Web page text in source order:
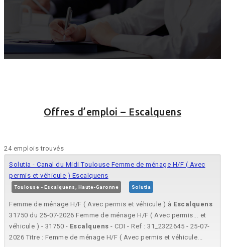
Offres d’emploi – Escalquens
24 emplois trouvés
Solutia - Canal du Midi Toulouse Femme de ménage H/F ( Avec
permis et véhicule ) Escalquens
Toulouse - Escalquens, Haute-Garonne Solutia
Femme de ménage H/F ( Avec permis et véhicule ) à Escalquens
31750 du 25-07-2026 Femme de ménage H/F ( Avec permis... et
véhicule ) - 31750 - Escalquens - CDI - Ref : 31_2322645 - 25-07-
2026 Titre : Femme de ménage H/F ( Avec permis et véhicule...